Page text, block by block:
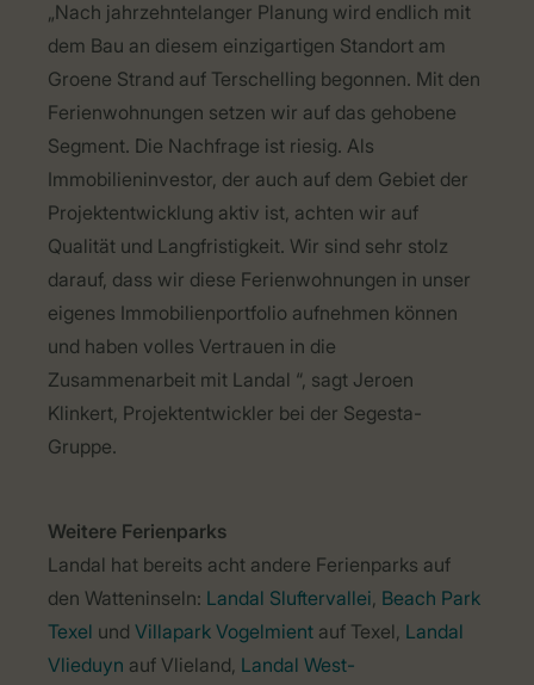
„Nach jahrzehntelanger Planung wird endlich mit
dem Bau an diesem einzigartigen Standort am
Groene Strand auf Terschelling begonnen. Mit den
Ferienwohnungen setzen wir auf das gehobene
Segment. Die Nachfrage ist riesig. Als
Immobilieninvestor, der auch auf dem Gebiet der
Projektentwicklung aktiv ist, achten wir auf
Qualität und Langfristigkeit. Wir sind sehr stolz
darauf, dass wir diese Ferienwohnungen in unser
eigenes Immobilienportfolio aufnehmen können
und haben volles Vertrauen in die
Zusammenarbeit mit Landal “, sagt Jeroen
Klinkert, Projektentwickler bei der Segesta-
Gruppe.
Weitere Ferienparks
Landal hat bereits acht andere Ferienparks auf
den Watteninseln: Landal Sluftervallei, Beach Park
Texel und Villapark Vogelmient auf Texel, Landal
Vlieduyn auf Vlieland, Landal West-